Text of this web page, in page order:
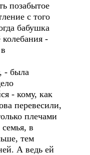
позабытое
с того
бабушка
колебания -
- была
- кому, как
перевесили,
плечами
в
тем
А ведь ей